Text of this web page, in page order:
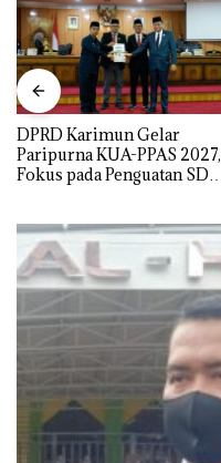
DPRD Karimun Gelar
Paripurna KUA-PPAS 2027,
Fokus pada Penguatan SDM,